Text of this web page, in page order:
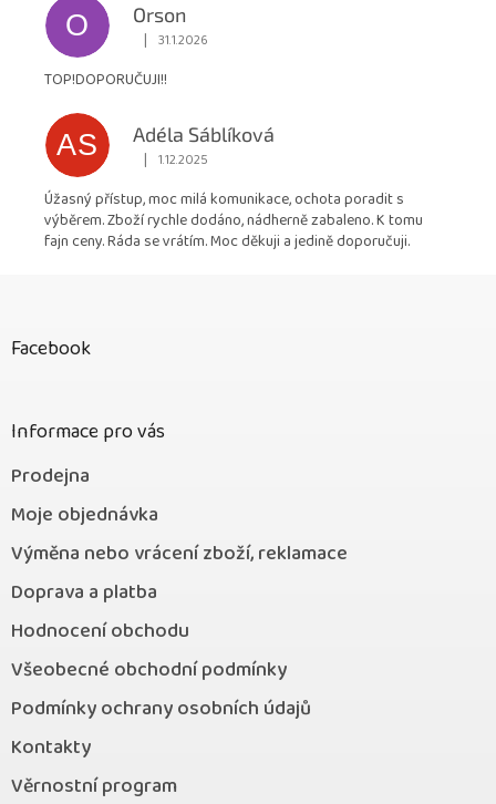
O
Orson
Hodnocení obchodu je 5 z 5 hvězdiček.
| 31.1.2026
TOP!DOPORUČUJI!!
AS
Adéla Sáblíková
Hodnocení obchodu je 5 z 5 hvězdiček.
| 1.12.2025
Úžasný přístup, moc milá komunikace, ochota poradit s
výběrem. Zboží rychle dodáno, nádherně zabaleno. K tomu
fajn ceny. Ráda se vrátím. Moc děkuji a jedině doporučuji.
Facebook
Informace pro vás
Prodejna
Moje objednávka
Výměna nebo vrácení zboží, reklamace
Doprava a platba
Hodnocení obchodu
Všeobecné obchodní podmínky
Podmínky ochrany osobních údajů
Kontakty
Věrnostní program